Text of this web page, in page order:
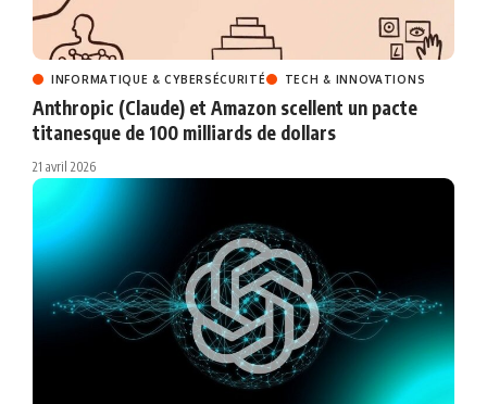
INFORMATIQUE & CYBERSÉCURITÉ TECH & INNOVATIONS
Anthropic (Claude) et Amazon scellent un pacte
titanesque de 100 milliards de dollars
21 avril 2026